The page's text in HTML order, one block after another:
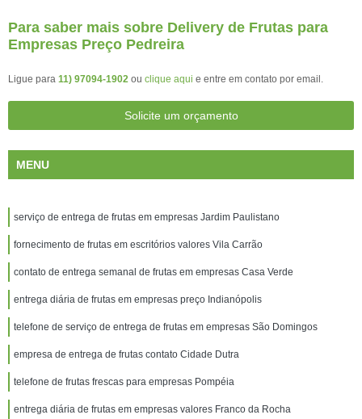
Para saber mais sobre Delivery de Frutas para
Empresas Preço Pedreira
Ligue para 11) 97094-1902 ou clique aqui e entre em contato por email.
Solicite um orçamento
MENU
serviço de entrega de frutas em empresas Jardim Paulistano
fornecimento de frutas em escritórios valores Vila Carrão
contato de entrega semanal de frutas em empresas Casa Verde
entrega diária de frutas em empresas preço Indianópolis
telefone de serviço de entrega de frutas em empresas São Domingos
empresa de entrega de frutas contato Cidade Dutra
telefone de frutas frescas para empresas Pompéia
entrega diária de frutas em empresas valores Franco da Rocha